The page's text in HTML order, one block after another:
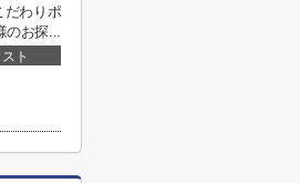
だわりポ
のお探...
ト